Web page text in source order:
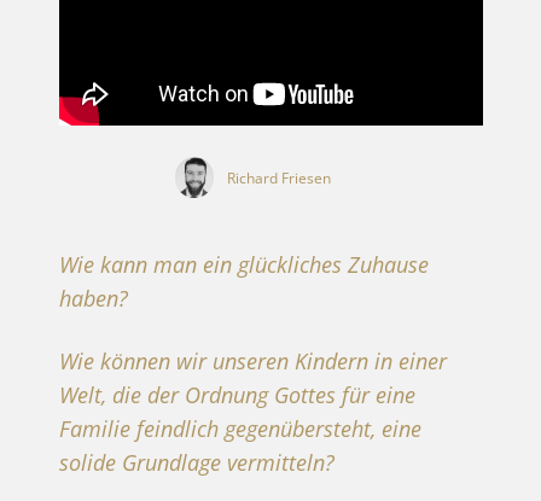
Richard Friesen
Wie kann man ein glückliches Zuhause
haben?
Wie können wir unseren Kindern in einer
Welt, die der Ordnung Gottes für eine
Familie feindlich gegenübersteht, eine
solide Grundlage vermitteln?